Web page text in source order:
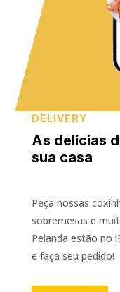
DELIVERY
As delícias
sua casa
Peça nossas
sobremesas e
Pelanda estão no
e faça seu pedido!